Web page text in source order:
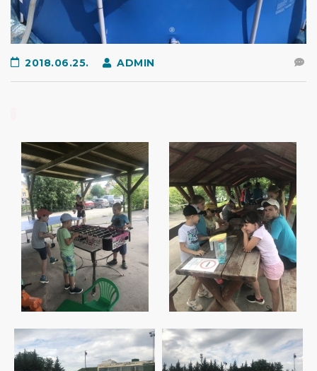
2018.06.25. ADMIN